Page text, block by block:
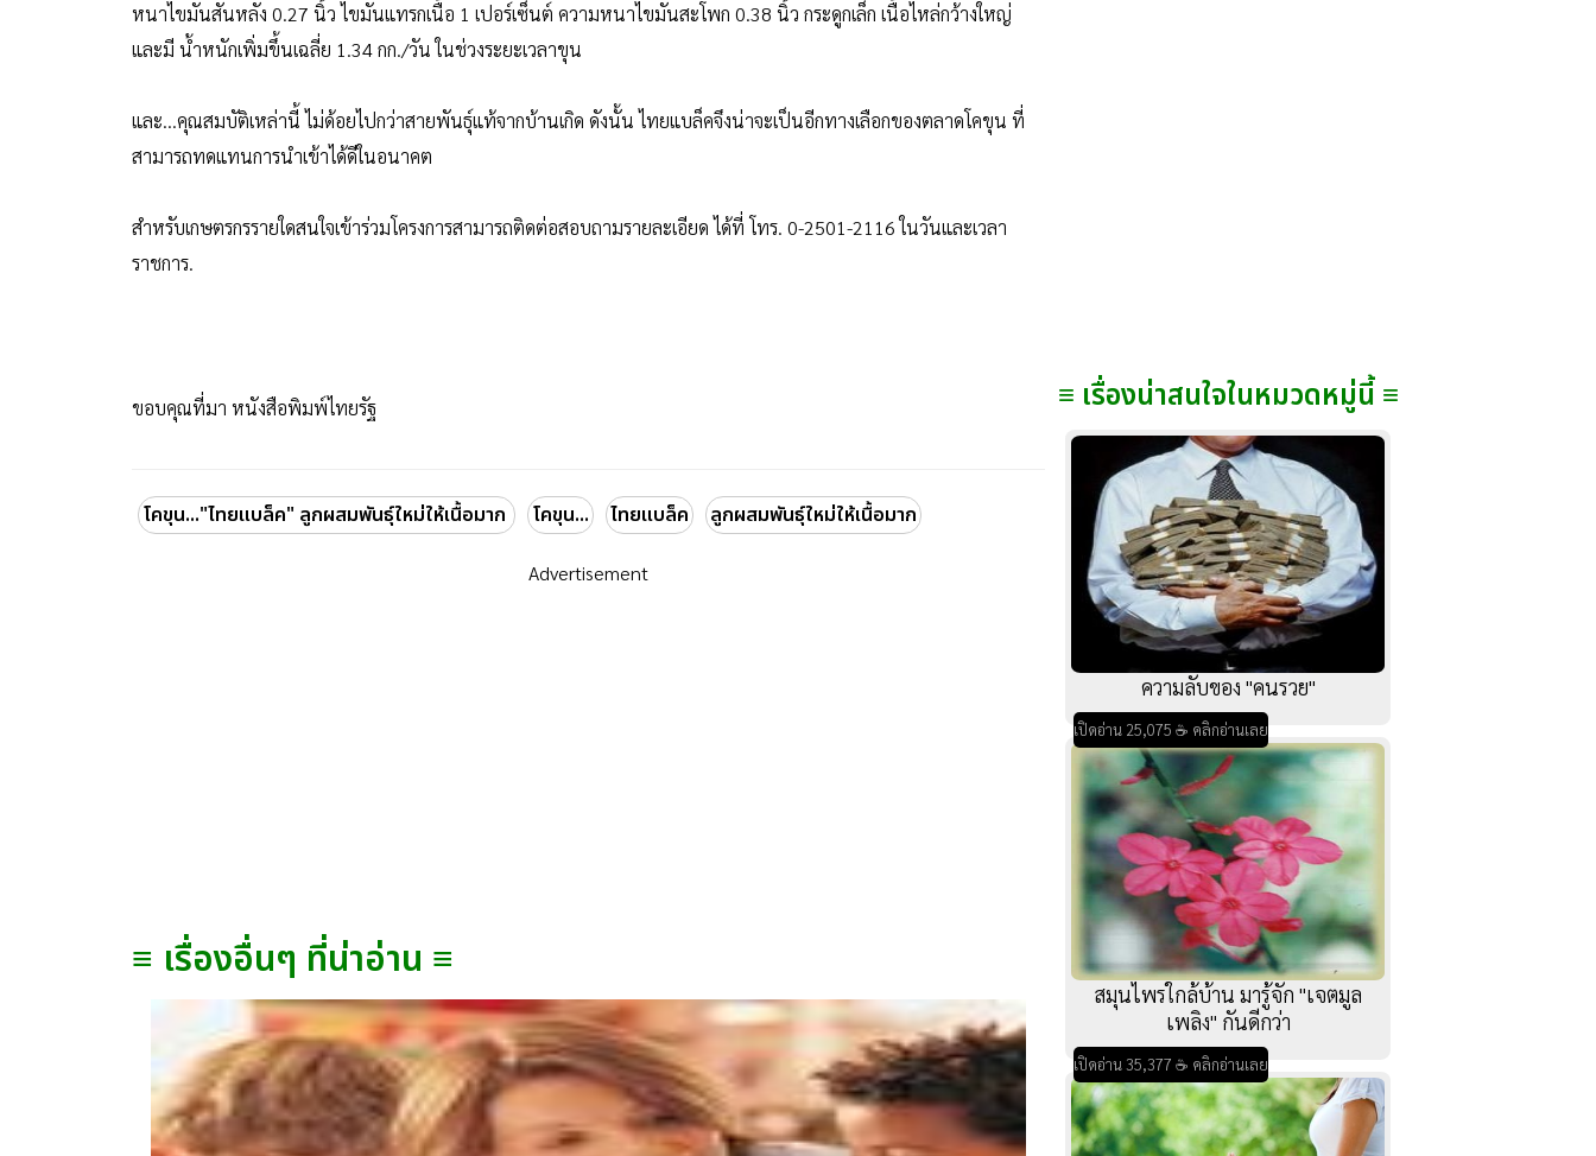
หนาไขมันสันหลัง 0.27 นิ้ว ไขมันแทรกเนื้อ 1 เปอร์เซ็นต์ ความหนาไขมันสะโพก 0.38 นิ้ว กระดูกเล็ก เนื้อไหล่กว้างใหญ่
และมี น้ำหนักเพิ่มขึ้นเฉลี่ย 1.34 กก./วัน ในช่วงระยะเวลาขุน
และ...คุณสมบัติเหล่านี้ ไม่ด้อยไปกว่าสายพันธุ์แท้จากบ้านเกิด ดังนั้น ไทยแบล็คจึงน่าจะเป็นอีกทางเลือกของตลาดโคขุน ที่
สามารถทดแทนการนำเข้าได้ดีในอนาคต
สำหรับเกษตรกรรายใดสนใจเข้าร่วมโครงการสามารถติดต่อสอบถามรายละเอียด ได้ที่ โทร. 0-2501-2116 ในวันและเวลา
ราชการ.
ขอบคุณที่มา หนังสือพิมพ์ไทยรัฐ
โคขุน..."ไทยแบล็ค" ลูกผสมพันธุ์ใหม่ให้เนื้อมาก โคขุน... ไทยแบล็ค ลูกผสมพันธุ์ใหม่ให้เนื้อมาก
Advertisement
≡ เรื่องอื่นๆ ที่น่าอ่าน ≡
≡ เรื่องน่าสนใจในหมวดหมู่นี้ ≡
ความลับของ "คนรวย"
เปิดอ่าน 25,075 ☕ คลิกอ่านเลย
สมุนไพรใกล้บ้าน มารู้จัก "เจตมูล
เพลิง" กันดีกว่า
เปิดอ่าน 35,377 ☕ คลิกอ่านเลย